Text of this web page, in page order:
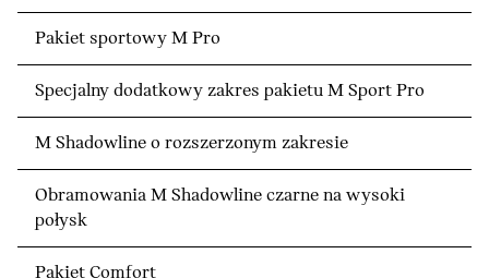
Pakiet sportowy M Pro
Specjalny dodatkowy zakres pakietu M Sport Pro
M Shadowline o rozszerzonym zakresie
Obramowania M Shadowline czarne na wysoki
połysk
Pakiet Comfort